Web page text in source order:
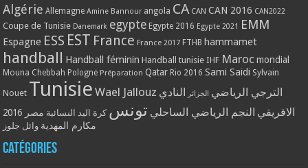
Algérie Allemagne Amine Bannour angola CA CAN CAN 2016 CAN2022
Coupe de Tunisie Danemark egypte Egypte 2016 Egypte 2021 EMM
Espagne ESS EST France France 2017 FTHB hammamet
handball Handball féminin Handball tunisie IHF Maroc mondial
Mouna Chebbah Pologne Préparation Qatar Rio 2016 Sami Saidi Sylvain
Nouet Tunisie Wael Jallouz الترجي الرياضي الجزائر النادي
الافريقي النجم الرياضي الساحلي تونس كرة اليد النسائية مصر 2016
مكارم المهدية وائل جلوز
Catégories